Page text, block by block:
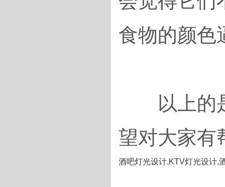
食物的颜色
以上的是
望对大家有
酒吧灯光设计,KTV灯光设计,